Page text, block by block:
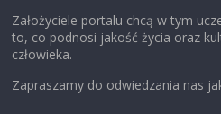
Założyciele portalu chcą w tym
to, co podnosi jakość życia oraz
człowieka.
Zapraszamy do odwiedzania nas